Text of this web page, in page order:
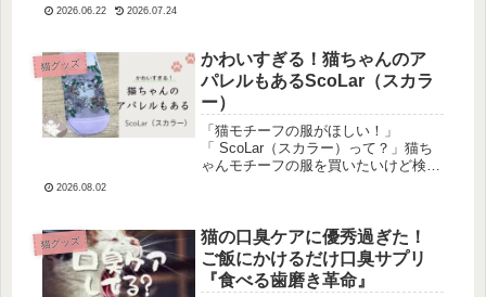
ターペットです！猫ちゃんも参加可能
で...
2026.06.22 2026.07.24
猫グッズ
かわいすぎる！猫ちゃんのア
パレルもあるScoLar（スカラ
ー）
「猫モチーフの服がほしい！」
「 ScoLar（スカラー）って？」猫ち
ゃんモチーフの服を買いたいけど検索
ーフのブランドを見つけてきたのでご
紹...
2026.08.02
猫グッズ
猫の口臭ケアに優秀過ぎた！
ご飯にかけるだけ口臭サプリ
『食べる歯磨き革命』